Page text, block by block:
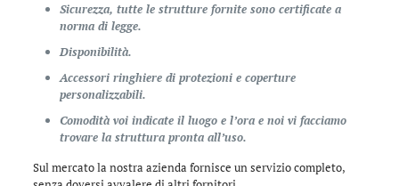
Sicurezza, tutte le strutture fornite sono certificate a
norma di legge.
Disponibilità.
Accessori ringhiere di protezioni e coperture
personalizzabili.
Comodità voi indicate il luogo e l’ora e noi vi facciamo
trovare la struttura pronta all’uso.
Sul mercato la nostra azienda fornisce un servizio completo,